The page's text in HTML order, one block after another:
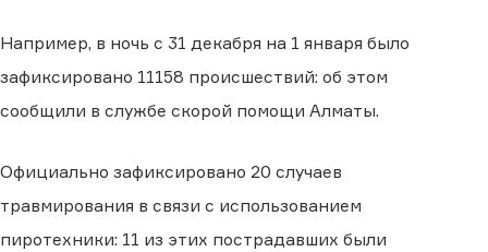
Например, в ночь с 31 декабря на 1 января было
зафиксировано 11158 происшествий: об этом
сообщили в службе скорой помощи Алматы.
Официально зафиксировано 20 случаев
травмирования в связи с использованием
пиротехники: 11 из этих пострадавших были